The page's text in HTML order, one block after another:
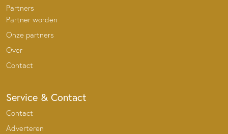
Partners
Partner worden
Onze partners
Over
Contact
Service & Contact
Contact
Adverteren